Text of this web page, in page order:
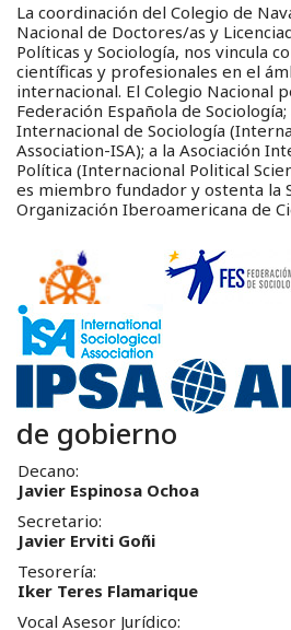
La coordinación del Colegio de
Nacional de Doctores/as y
Políticas y Sociología, nos vincula
científicas y profesionales en el
internacional. El Colegio Nacional
Federación Española de Sociología;
Internacional de Sociología
Association-ISA); a la Asociación
Política (Internacional Political
es miembro fundador y ostenta la
Organización Iberoamericana de
de gobierno
Decano:
Javier Espinosa Ochoa
Secretario:
Javier Erviti Goñi
Tesorería:
Iker Teres Flamarique
Vocal Asesor Jurídico: